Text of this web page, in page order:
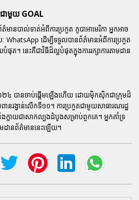
ាមួយ GOAL
មានបាល់ទាត់អំពីការប្រកួត កូបាអាមេរិកា អ្នកអាច
WhatsApp ដើម្បីទទួលបានព័ត៌មានអំពីការប្រកួត
។ នេះគឺជាវិធីដ៏ល្អបំផុតក្នុងការរក្សាការតាមដាន
២៤ បានចាប់ផ្តើមឡើងហើយ ដោយម៉ិកស៊ិកជាក្រុមដ៏
ានរង្វាន់លើកទី១០។ ការប្រកួតជាមួយសាធារណរដ្ឋ
ក្លាយជាសាកល្បងដំបូងសម្រាប់ពួកគេ។ អ្នកគាំទ្រ
ដានព័ត៌មាននេះឡើយ។